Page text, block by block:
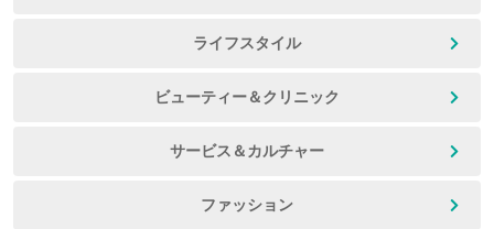
ライフスタイル
ビューティー＆クリニック
サービス＆カルチャー
ファッション